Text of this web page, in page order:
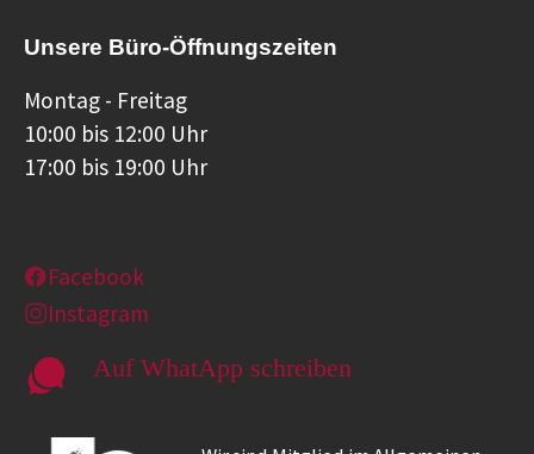
Unsere Büro-Öffnungszeiten
Montag - Freitag
10:00 bis 12:00 Uhr
17:00 bis 19:00 Uhr
Facebook
Instagram
Auf WhatApp schreiben